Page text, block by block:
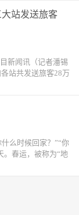
大站发送旅客
新闻讯（记者潘锡
站共发送旅客28万
么时候回家？”“你
。春运，被称为“地